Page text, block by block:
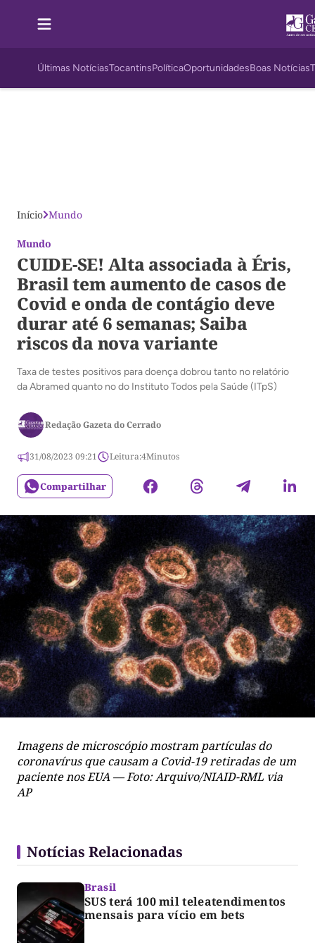
Últimas NotíciasTocantinsPolíticaOportunidadesBoas Notícias
Início Mundo
Mundo
CUIDE-SE! Alta associada à Éris,
Brasil tem aumento de casos de
Covid e onda de contágio deve
durar até 6 semanas; Saiba
riscos da nova variante
Taxa de testes positivos para doença dobrou tanto no relatório
da Abramed quanto no do Instituto Todos pela Saúde (ITpS)
Redação Gazeta do Cerrado
31/08/2023 09:21 Leitura:4Minutos
Compartilhar
Imagens de microscópio mostram partículas do
coronavírus que causam a Covid-19 retiradas de um
paciente nos EUA — Foto: Arquivo/NIAID-RML via
AP
Notícias Relacionadas
Brasil
SUS terá 100 mil teleatendimentos
mensais para vício em bets